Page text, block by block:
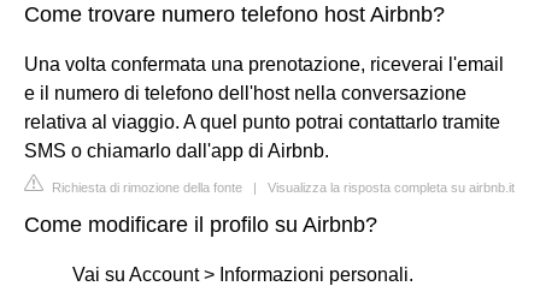
Come trovare numero telefono host Airbnb?
Una volta confermata una prenotazione, riceverai l'email
e il numero di telefono dell'host nella conversazione
relativa al viaggio. A quel punto potrai contattarlo tramite
SMS o chiamarlo dall'app di Airbnb.
Richiesta di rimozione della fonte | Visualizza la risposta completa su airbnb.it
Come modificare il profilo su Airbnb?
Vai su Account > Informazioni personali.